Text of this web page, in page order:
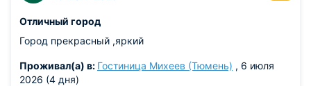
Ведущими отраслями промышленности города является
машиностроение и металлообработка, химическая,
деревообработка, легкая и пищевая промышленность.
Основные предприятия города - моторостроительное
производственное объединение, завод автотракторного
Отличный город
Город прекрасный ,яркий
Проживал(а) в: Гостиница Михеев (Тюмень) , 6 июля
2026 (4 дня)